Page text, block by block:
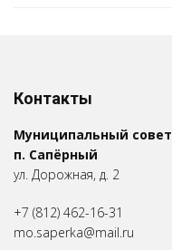
Контакты
Муниципальный совет
п. Сапёрный
ул. Дорожная, д. 2
+7 (812) 462-16-31
mo.saperka@mail.ru